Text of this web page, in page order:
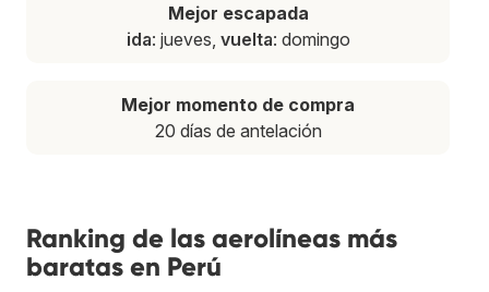
Mejor escapada
ida: jueves, vuelta: domingo
Mejor momento de compra
20 días de antelación
Ranking de las aerolíneas más
baratas en Perú